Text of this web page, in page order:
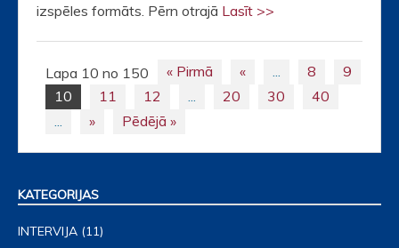
izspēles formāts. Pērn otrajā Lasīt >>
Posts
navigation
Lapa 10 no 150 « Pirmā « 8
9
10
11 12 20 30
40
» Pēdējā »
KATEGORIJAS
INTERVIJA (11)